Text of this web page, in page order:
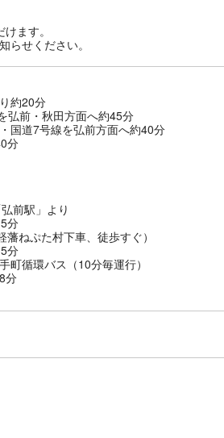
ます。
らせください。
約20分
弘前・秋田方面へ約45分
国道7号線を弘前方面へ約40分
分
前駅」より
分
藩ねぷた村下車、徒歩すぐ）
分
町循環バス（10分毎運行）
分